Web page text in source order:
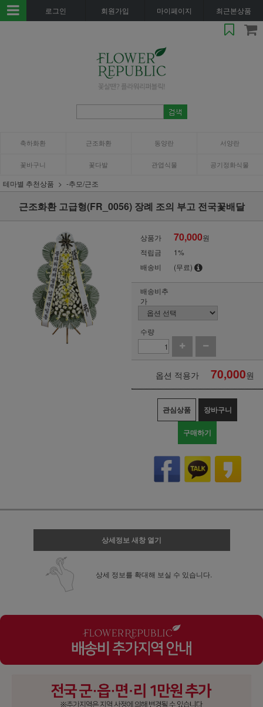
로그인 회원가입 마이페이지 최근본상품
축하화환 근조화환 동양란 서양란
꽃바구니 꽃다발 관엽식물 공기정화식물
테마별 추천상품 -추모/근조
근조화환 고급형(FR_0056) 장례 조의 부고 전국꽃배달
상품가 70,000원
적립금
1%
배송비
(무료)
배송비추
가
수량
옵션 적용가 70,000원
관심상품 장바구니
구매하기
상세정보 새창 열기
상세 정보를 확대해 보실 수 있습니다.